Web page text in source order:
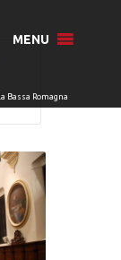
MENU